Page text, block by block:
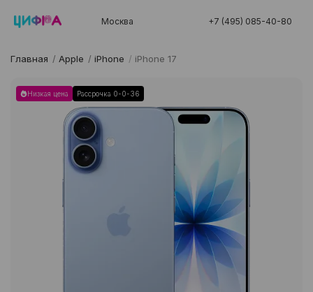
Москва +7 (495) 085-40-80
Главная / Apple / iPhone / iPhone 17
Низкая цена Рассрочка 0-0-36